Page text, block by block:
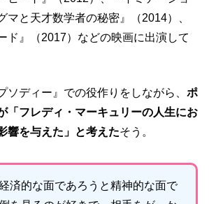
マと天才数学者の秘密』（2014）、
ド』（2017）などの映画に出演して
ソディー』での役作りをしながら、 ポ
「フレディ・マーキュリーの人生にお
響を与えた」と考えたそう。
済的な面であろうと精神的な面で